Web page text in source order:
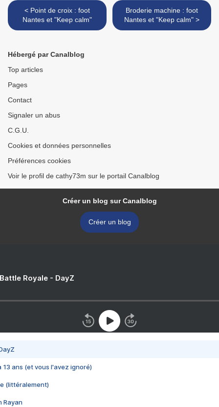
< Point de croix : foot
Nantes et "Keep calm"
Broderie machine : foot
Nantes et "Keep calm" >
Hébergé par Canalblog
Top articles
Pages
Contact
Signaler un abus
C.G.U.
Cookies et données personnelles
Préférences cookies
Voir le profil de cathy73m sur le portail Canalblog
Créer un blog sur Canalblog
Créer un blog
Royale - DayZ
13 ans (et vous l'avez ignoré)
(littéralement)
Rayan